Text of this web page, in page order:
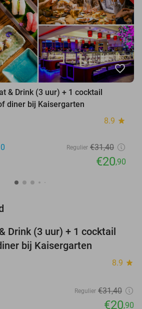
favorite_border
& Drink (3 uur) + 1 cocktail
diner bij Kaisergarten
8.9 star
Regulier €31,40
€20,90
33%
Drink (3 uur) + 1 cocktail
bij Kaisergarten
8.9 star
Regulier €31,40
€20,90